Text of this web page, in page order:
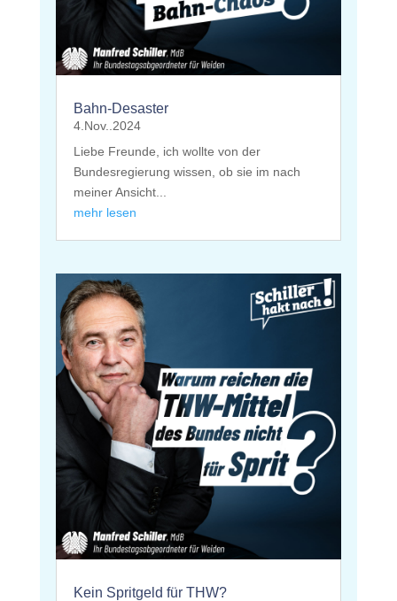
Bahn-Desaster
4.Nov..2024
Liebe Freunde, ich wollte von der
Bundesregierung wissen, ob sie im nach
meiner Ansicht...
mehr lesen
Kein Spritgeld für THW?